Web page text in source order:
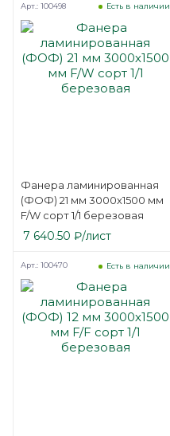
Фанера ламинированная
(ФОФ) 21 мм 3000х1500 мм
F/W сорт 1/1 березовая
Есть в наличии
Арт.: 100498
7 640.50 ₽/лист
Есть в наличии
Арт.: 100470